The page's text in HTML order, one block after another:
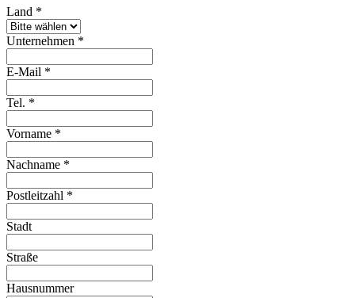
Land *
Unternehmen *
E-Mail *
Tel. *
Vorname *
Nachname *
Postleitzahl *
Stadt
Straße
Hausnummer